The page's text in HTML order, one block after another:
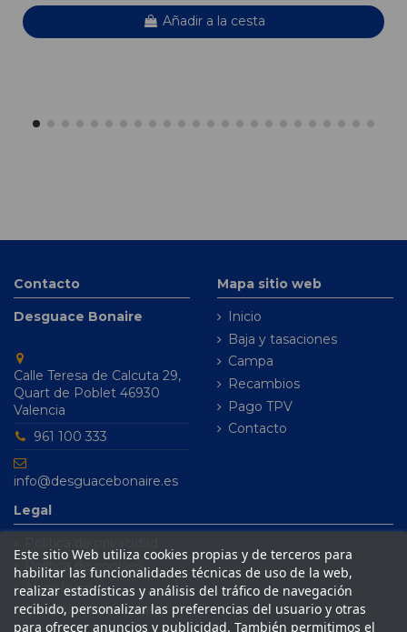
Añadir a la cesta
Contacto
Desguace Bonaire
Calle Teresa de Calcuta 29,
Quart de Poblet 46930
Valencia
961 100 333
info@desguacebonaire.es
Mapa sitio web
Inicio
Baja y tasaciones
Campa
Recambios
Pago TPV
Contacto
Legal
Política de cookies
Aviso legal
Condiciones de venta
Este sitio Web utiliza cookies propias y de terceros para
habilitar las funcionalidades técnicas de uso de la web,
realizar estadísticas y análisis del tráfico de navegación
recibido, personalizar las preferencias del usuario y otras
para ofrecer anuncios y publicidad. También permitimos el